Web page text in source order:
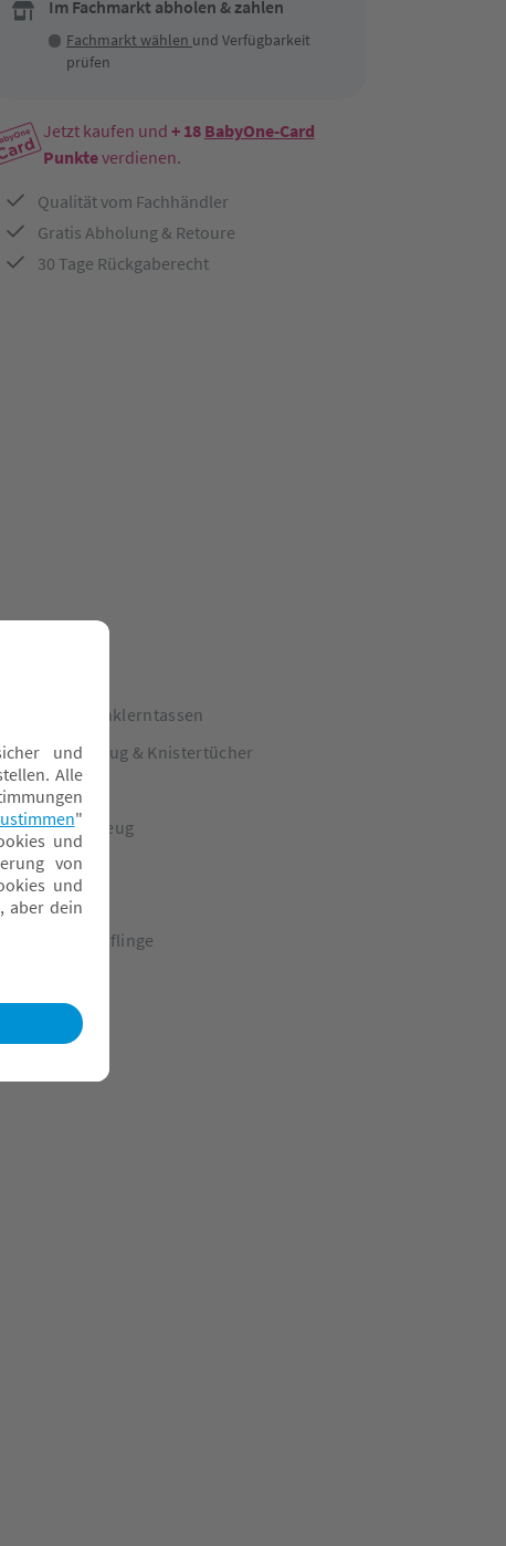
Im Fachmarkt abholen & zahlen
Fachmarkt wählen und Verfügbarkeit
prüfen
Jetzt kaufen und + 18 BabyOne-Card
Punkteverdienen.
Qualität vom Fachhändler
Gratis Abholung & Retoure
30 Tage Rückgaberecht
Sterntaler Trinklerntassen
Knisterspielzeug & Knistertücher
Krabbelrollen
Krabbelspielzeug
Kuscheltiere
Mobilés
Rasseln & Greiflinge